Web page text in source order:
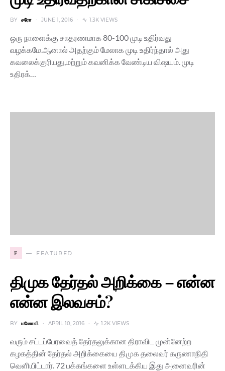
BY சரோ JUNE 1, 2016 1.3K VIEWS
ஒரு நாளைக்கு சாதரணமாக 80-100 முடி உதிர்வது
வழக்கமே.ஆனால் அதற்கும் மேலாக முடி உதிர்ந்தால் அது
கவலைக்குரியது,மற்றும் கவனிக்க வேண்டிய விஷயம். முடி
உதிரக்…
F FEATURED
திமுக தேர்தல் அறிக்கை – என்ன
என்ன இலவசம்?
BY மனோவி APRIL 10, 2016 1.2K VIEWS
வரும் சட்டப்பேரவைத் தேர்தலுக்கான திராவிட முன்னேற்ற
கழகத்தின் தேர்தல் அறிக்கையை திமுக தலைவர் கருணாநிதி
வெளியிட்டார். 72 பக்கங்களை உள்ளடக்கிய இது அனைவரின்